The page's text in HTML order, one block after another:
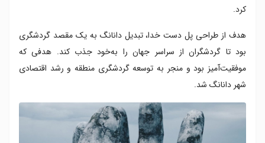
کرد.
هدف از طراحی پل دست خدا، تبدیل دانانگ به یک مقصد گردشگری
بود تا گردشگران از سراسر جهان را به‌خود جذب کند. هدفی که
موفقیت‌آمیز بود و منجر به توسعه گردشگری منطقه و رشد اقتصادی
شهر دانانگ شد.